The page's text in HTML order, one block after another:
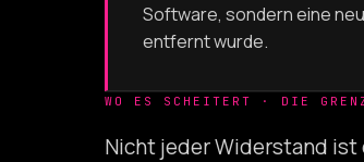
Software, sondern eine
entfernt wurde.
WO ES SCHEITERT · DIE
Nicht jeder Widerstand ist